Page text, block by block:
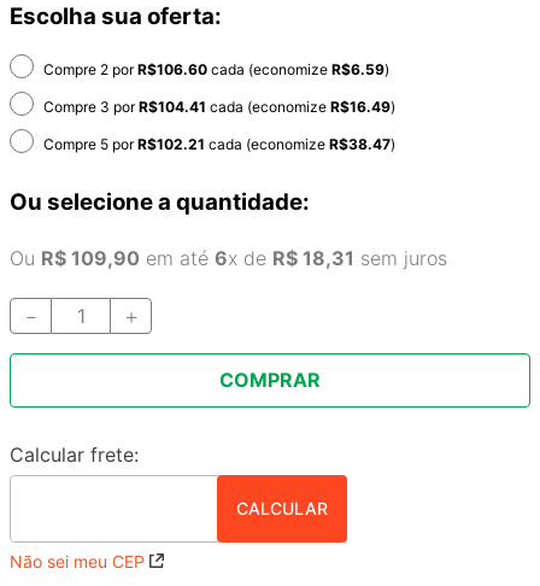
Escolha sua oferta:
Compre 2 porR$106.60 cada (economize R$6.59)
Compre 3 porR$104.41 cada (economize R$16.49)
Compre 5 porR$102.21 cada (economize R$38.47)
Ou selecione a quantidade:
Ou R$ 109,90 em até 6x de R$ 18,31 sem juros
＋
－
COMPRAR
Não sei meu CEP